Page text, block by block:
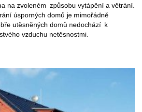
na zvoleném způsobu vytápění a větrání.
úsporných domů je mimořádně
utěsněných domů nedochází k
vzduchu netěsnostmi.